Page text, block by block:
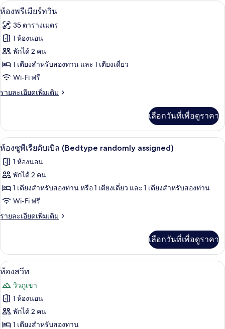
ห้อง
เปิด
ภาพถ่าย
ทั้งหมด
ของ
ห้อง
พรีเมียร์
ทวิน
เครื่องนอนระดับพรีเมียม, ตู้นิรภัยในห้
1
ห้องพรีเมียร์ทวิน
35 ตารางเมตร
1 ห้องนอน
พักได้ 2 คน
1 เตียงสำหรับสองท่าน และ 1 เตียงเดี่ยว
Wi-Fi ฟรี
รายละเอียดเพิ่มเติม
ราย
เกี่ยว
กับ
ห้อง
พรีเมียร์
ทวิ
น
เลือกวันที่เพื่อดูราคา
เปิด
ภาพถ่าย
ทั้งหมด
ของ
ห้อง
ซู
เรียดั
บเบิล
(Bedtype
randomly
assigned)
เครื่องนอนระดับพรีเมียม, ตู้นิรภัยในห้
2
ห้องซูพีเรียดับเบิล (Bedtype randomly assigned)
1 ห้องนอน
พักได้ 2 คน
1 เตียงสำหรับสองท่าน หรือ 1 เตียงเดี่ยว และ 1 เตียงสำหรับสองท่าน
Wi-Fi ฟรี
รายละเอียดเพิ่มเติม
ราย
เกี่ยว
กับ
ห้อง
พี
เรียดั
บเบิล
(Bedtype
randomly
เลือกวันที่เพื่อดูราคา
เปิด
ภาพถ่าย
ทั้งหมด
ของ
ห้อง
เครื่องนอนระดับพรีเมียม, ตู้นิรภัยในห้
4
ห้องสวีท
วิวภูเขา
1 ห้องนอน
พักได้ 2 คน
1 เตียงสำหรับสองท่าน